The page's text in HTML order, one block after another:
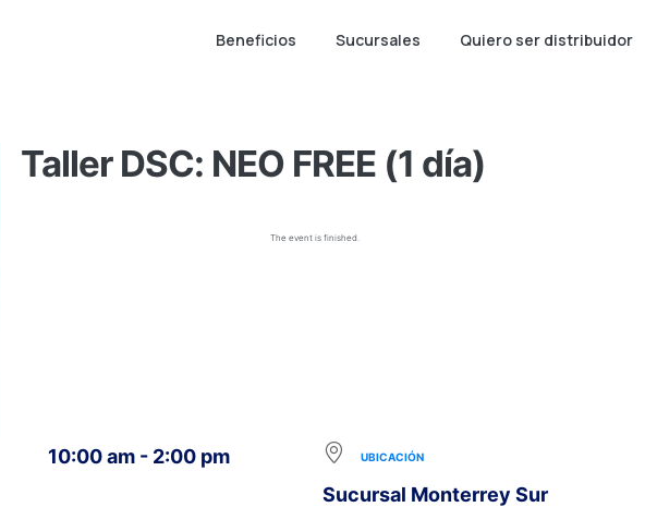
Beneficios Sucursales Quiero ser distribuidor
Taller DSC: NEO FREE (1 día)
The event is finished.
10:00 am - 2:00 pm UBICACIÓN
Sucursal Monterrey Sur